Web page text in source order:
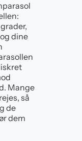
dine
Mange
så
de
dem